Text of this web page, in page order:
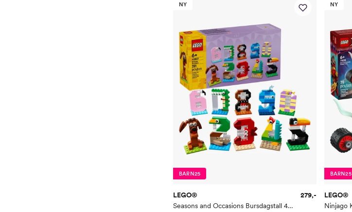
NY
BARN25
LEGO®
Seasons and Occasions Bursdagstall 40807
279,-
NY
BARN25
LEGO®